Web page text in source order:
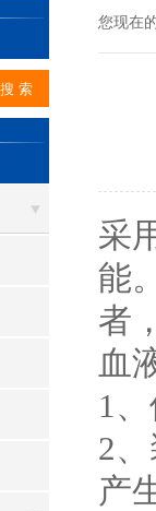
您现在
采
能
者
血
1
2
产